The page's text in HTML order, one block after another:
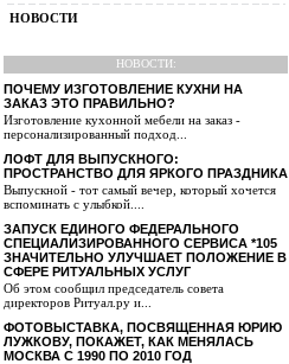
НОВОСТИ
НОВОСТИ:
ПОЧЕМУ ИЗГОТОВЛЕНИЕ КУХНИ НА
ЗАКАЗ ЭТО ПРАВИЛЬНО?
Изготовление кухонной мебели на заказ -
персонализированный подход...
ЛОФТ ДЛЯ ВЫПУСКНОГО:
ПРОСТРАНСТВО ДЛЯ ЯРКОГО ПРАЗДНИКА
Выпускной - тот самый вечер, который хочется
вспоминать с улыбкой....
ЗАПУСК ЕДИНОГО ФЕДЕРАЛЬНОГО
СПЕЦИАЛИЗИРОВАННОГО СЕРВИСА *105
ЗНАЧИТЕЛЬНО УЛУЧШАЕТ ПОЛОЖЕНИЕ В
СФЕРЕ РИТУАЛЬНЫХ УСЛУГ
Об этом сообщил председатель совета
директоров Ритуал.ру и...
ФОТОВЫСТАВКА, ПОСВЯЩЕННАЯ ЮРИЮ
ЛУЖКОВУ, ПОКАЖЕТ, КАК МЕНЯЛАСЬ
МОСКВА С 1990 ПО 2010 ГОД